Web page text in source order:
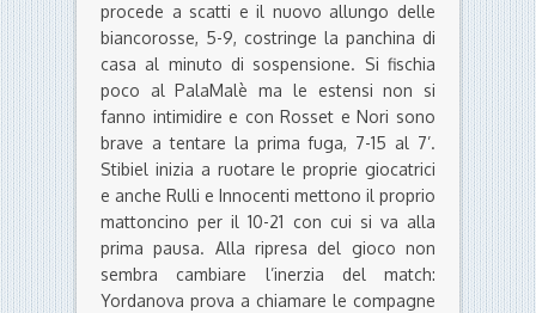
procede a scatti e il nuovo allungo delle
biancorosse, 5-9, costringe la panchina di
casa al minuto di sospensione. Si fischia
poco al PalaMalè ma le estensi non si
fanno intimidire e con Rosset e Nori sono
brave a tentare la prima fuga, 7-15 al 7’.
Stibiel inizia a ruotare le proprie giocatrici
e anche Rulli e Innocenti mettono il proprio
mattoncino per il 10-21 con cui si va alla
prima pausa. Alla ripresa del gioco non
sembra cambiare l’inerzia del match:
Yordanova prova a chiamare le compagne